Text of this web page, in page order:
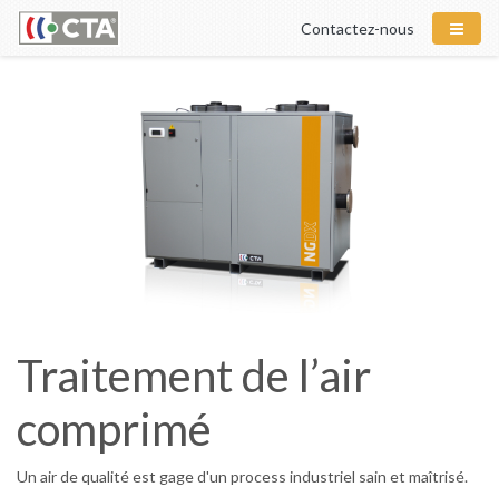
Contactez-nous
Traitement de l’air
comprimé
Un air de qualité est gage d'un process industriel sain et maîtrisé.